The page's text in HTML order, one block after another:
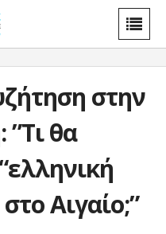
στην
θα
Αιγαίο;”